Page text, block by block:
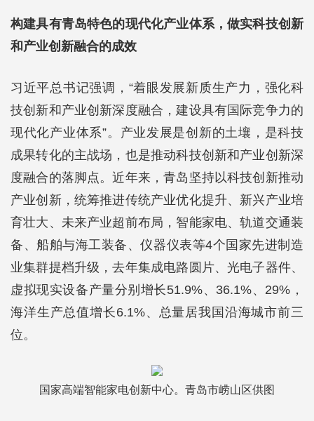
构建具有青岛特色的现代化产业体系，做实科技创新
和产业创新融合的成效
习近平总书记强调，“着眼发展新质生产力，强化科
技创新和产业创新深度融合，建设具有国际竞争力的
现代化产业体系”。产业发展是创新的土壤，是科技
成果转化的主战场，也是推动科技创新和产业创新深
度融合的落脚点。近年来，青岛坚持以科技创新推动
产业创新，统筹推进传统产业优化提升、新兴产业培
育壮大、未来产业超前布局，智能家电、轨道交通装
备、船舶与海工装备、仪器仪表等4个国家先进制造
业集群提档升级，去年集成电路圆片、光电子器件、
虚拟现实设备产量分别增长51.9%、36.1%、29%，
海洋生产总值增长6.1%、总量居我国沿海城市前三
位。
国家高端智能家电创新中心。青岛市崂山区供图